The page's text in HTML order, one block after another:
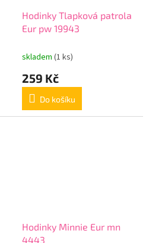
Hodinky Tlapková patrola
Eur pw 19943
skladem (1 ks)
259 Kč
Do košíku
Hodinky Minnie Eur mn
4443